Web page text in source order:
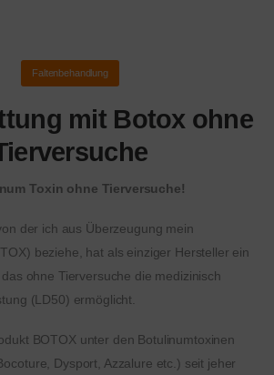
Faltenbehandlung
mit Botox ohne
Toxin ohne Tierversuche!
der ich aus Überzeugung mein
beziehe, hat als einziger Hersteller ein
ohne Tierversuche die medizinisch
(LD50) ermöglicht.
BOTOX unter den Botulinumtoxinen
Dysport, Azzalure etc.) seit jeher